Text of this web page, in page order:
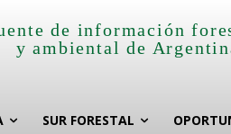
de información
y ambiental de
SUR FORESTAL